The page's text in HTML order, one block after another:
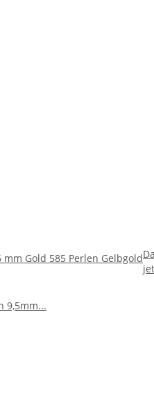
Gold 585 Perlen Gelbgold